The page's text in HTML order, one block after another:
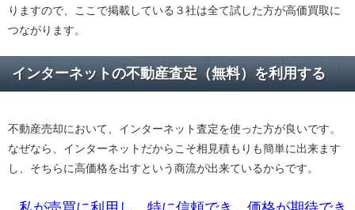
りますので、ここで掲載している３社は全て試した方が高価買取に
つながります。
インターネットの不動産査定（無料）を利用する
不動産売却において、インターネット査定を使った方が良いです。
なぜなら、インターネットだからこそ相見積もりも簡単に出来ます
し、そちらに高価格を出すという商流が出来ているからです。